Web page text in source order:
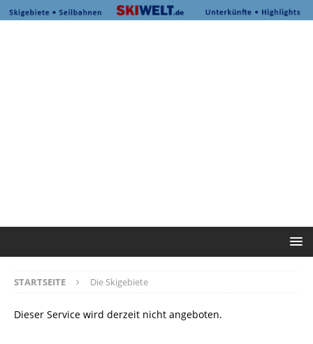
STARTSEITE Die Skigebiete
Dieser Service wird derzeit nicht angeboten.